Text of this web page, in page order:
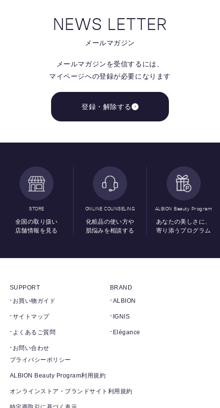
NEWS LETTER
メールマガジン
メールマガジンを受信するには、
マイページへの登録が必要になります
登録・解除する
STORE
全国の取り扱い
店舗情報を見る
ONLINE COUNSELING
化粧品の使い方や
肌悩みを相談する
ALBION Beauty Program
あなたの美しさに、
寄り添うプログラム
SUPPORT
お買い物ガイド
サイトマップ
よくあるご質問
お問い合わせ
BRAND
ALBION
IGNIS
Elégance
プライバシーポリシー
ALBION Beauty Program利用規約
オンラインストア・ブランドサイト利用規約